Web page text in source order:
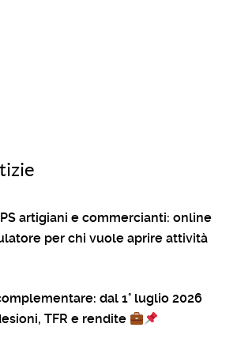
artigiani e commercianti: online
per chi vuole aprire attività
dal 1° luglio 2026
TFR e rendite